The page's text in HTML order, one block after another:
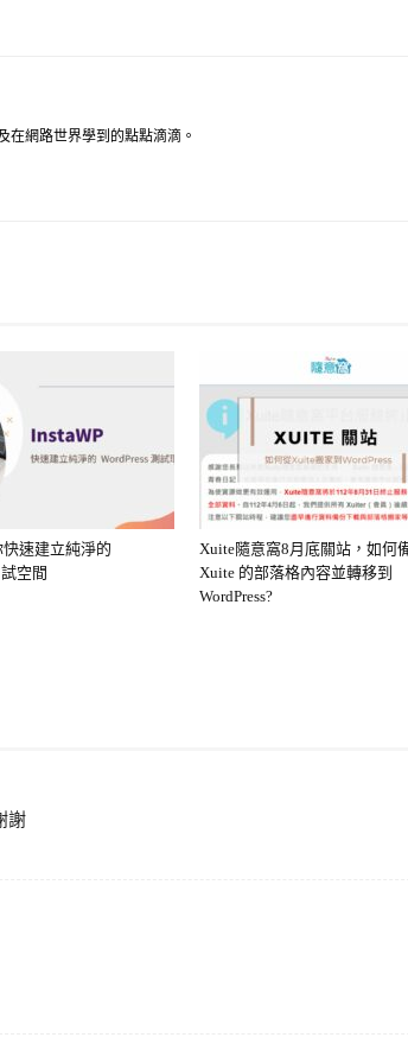
在網路世界學到的點點滴滴。
快速建立純淨的
空間
Xuite隨意窩8月底關站，如何
Xuite 的部落格內容並轉移到
WordPress?
謝